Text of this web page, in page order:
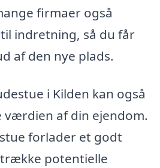
firmaer også
indretning, så du får
af den nye plads.
i Kilden kan også
værdien af din ejendom.
forlader et godt
potentielle